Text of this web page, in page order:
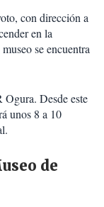
con dirección a
en la
se encuentra
Ogura. Desde este
unos 8 a 10
de